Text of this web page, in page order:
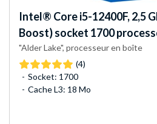
Intel® Core i5-12400F, 2,5
Boost) socket 1700
"Alder Lake", processeur en boîte
(4)
Socket: 1700
Cache L3: 18 Mo